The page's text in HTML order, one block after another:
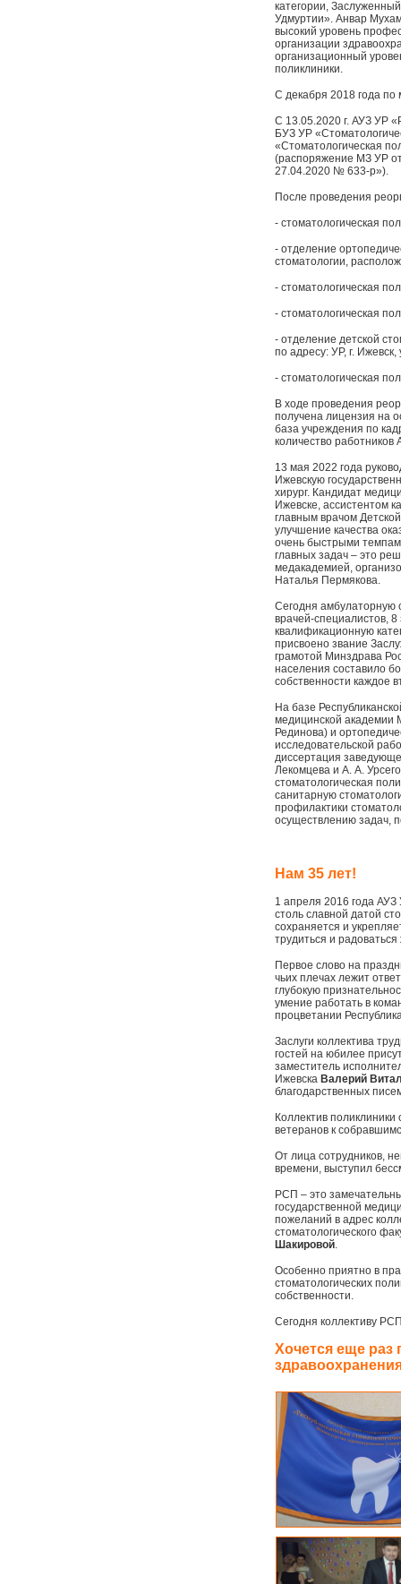
категории,
Удмуртии». Анвар
высокий уровень
организации
организационный
поликлиники.
С декабря 2018 года по
С 13.05.2020 г. АУЗ УР
БУЗ УР
«Стоматологическая
(распоряжение МЗ УР
27.04.2020 № 633-р»).
После проведения
- стоматологическая
- отделение
стоматологии,
- стоматологическая
- стоматологическая
- отделение детской
по адресу: УР, г.
- стоматологическая
В ходе проведения
получена лицензия на
база учреждения по
количество
13 мая 2022 года
Ижевскую
хирург. Кандидат
Ижевске, ассистентом
главным врачом
улучшение качества
очень быстрыми
главных задач – это
медакадемией,
Наталья Пермякова.
Сегодня амбулаторную
врачей-специалистов,
квалификационную
присвоено звание
грамотой Минздрава
населения составило
собственности каждое
На базе
медицинской академии
Рединова) и
исследовательской
диссертация
Лекомцева и А. А.
стоматологическая
санитарную
профилактики
осуществлению задач,
Нам 35 лет!
1 апреля 2016 года АУЗ
столь славной датой
сохраняется и
трудиться и
Первое слово на
чьих плечах лежит
глубокую
умение работать в
процветании
Заслуги коллектива
гостей на юбилее
заместитель
Ижевска Валерий
благодарственных
Коллектив
ветеранов к
От лица сотрудников,
времени, выступил
РСП – это
государственной
пожеланий в адрес
стоматологического
Шакировой.
Особенно приятно в
стоматологических
собственности.
Сегодня коллективу
Хочется еще раз